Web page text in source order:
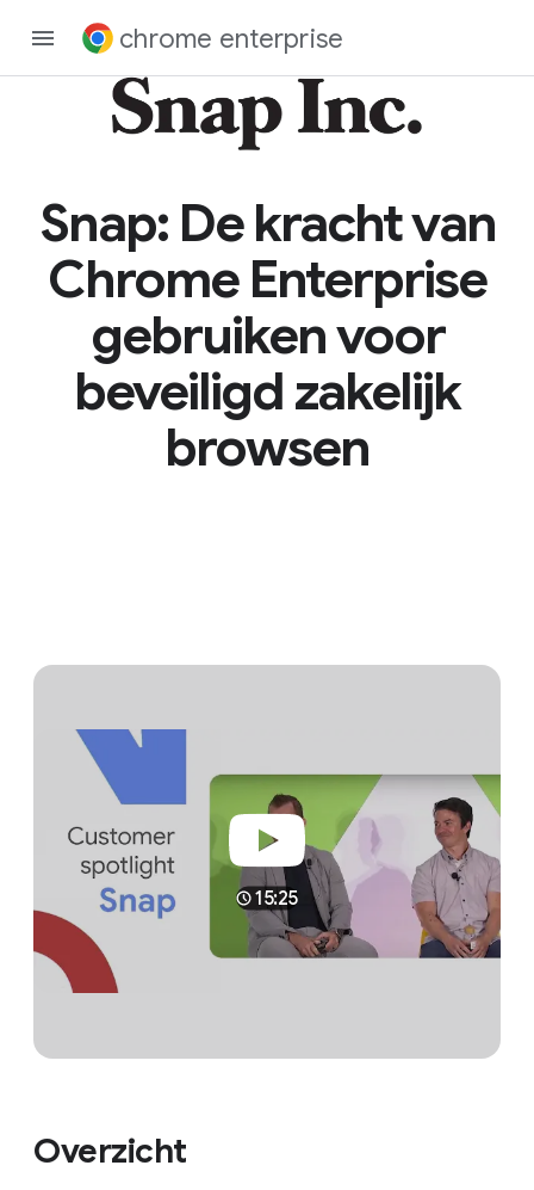
chrome enterprise
Snap: De kracht van
Chrome Enterprise
gebruiken voor
beveiligd zakelijk
browsen
15:25
Overzicht